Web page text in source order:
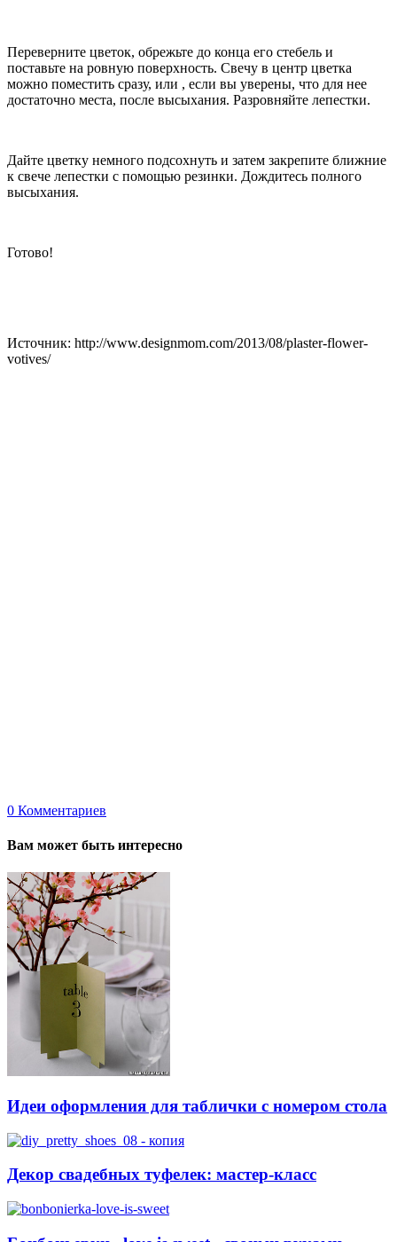
Переверните цветок, обрежьте до конца его стебель и
поставьте на ровную поверхность. Свечу в центр цветка
можно поместить сразу, или , если вы уверены, что для нее
достаточно места, после высыхания. Разровняйте лепестки.
Дайте цветку немного подсохнуть и затем закрепите ближние
к свече лепестки с помощью резинки. Дождитесь полного
высыхания.
Готово!
Источник: http://www.designmom.com/2013/08/plaster-flower-
votives/
0 Комментариев
Вам может быть интересно
Идеи оформления для таблички с номером стола
Декор свадебных туфелек: мастер-класс